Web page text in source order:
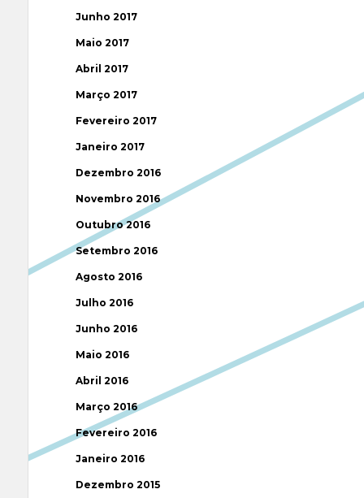
Junho 2017
Maio 2017
Abril 2017
Março 2017
Fevereiro 2017
Janeiro 2017
Dezembro 2016
Novembro 2016
Outubro 2016
Setembro 2016
Agosto 2016
Julho 2016
Junho 2016
Maio 2016
Abril 2016
Março 2016
Fevereiro 2016
Janeiro 2016
Dezembro 2015